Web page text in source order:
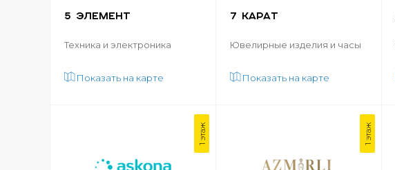
5 ЭЛЕМЕНТ
Техника и электроника
Показать на карте
7 КАРАТ
Ювелирные изделия и часы
Показать на карте
1 этаж 1 этаж